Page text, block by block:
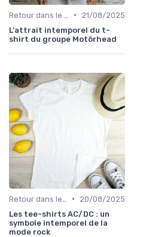
•
21/08/2025
L'attrait intemporel du t-
shirt du groupe Motörhead
•
20/08/2025
Les tee-shirts AC/DC : un
symbole intemporel de la
mode rock